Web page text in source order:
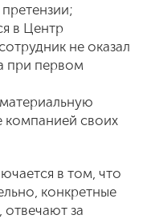
претензии;
в Центр
не оказал
при первом
компанией своих
в том, что
конкретные
за